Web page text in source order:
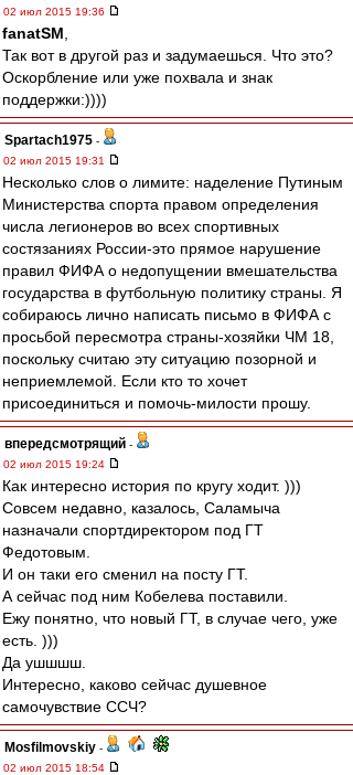
02 июл 2015 19:36
fanatSM
Так вот в другой раз и задумаешься. Что это?
Оскорбление или уже похвала и знак
поддержки:))))
Spartach1975 -
02 июл 2015 19:31
Несколько слов о лимите: наделение Путиным
Министерства спорта правом определения
числа легионеров во всех спортивных
состязаниях России-это прямое нарушение
правил ФИФА о недопущении вмешательства
государства в футбольную политику страны. Я
собираюсь лично написать письмо в ФИФА с
просьбой пересмотра страны-хозяйки ЧМ 18,
поскольку считаю эту ситуацию позорной и
неприемлемой. Если кто то хочет
присоединиться и помочь-милости прошу.
впередсмотрящий -
02 июл 2015 19:24
Как интересно история по кругу ходит. )))
Совсем недавно, казалось, Саламыча
назначали спортдиректором под ГТ
Федотовым.
И он таки его сменил на посту ГТ.
А сейчас под ним Кобелева поставили.
Ежу понятно, что новый ГТ, в случае чего, уже
есть. )))
Да ушшшш.
Интересно, каково сейчас душевное
самочувствие ССЧ?
Mosfilmovskiy -
02 июл 2015 18:54